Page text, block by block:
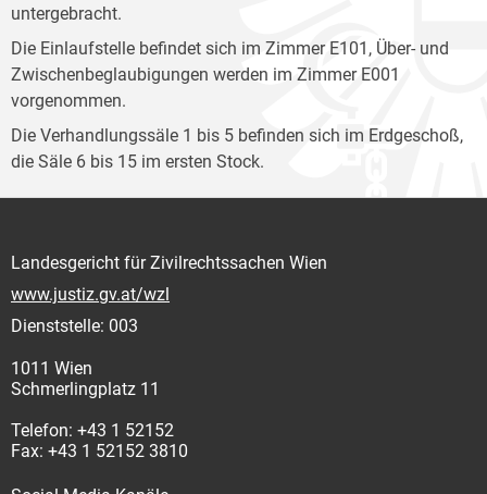
untergebracht.
Die Einlaufstelle befindet sich im Zimmer E101, Über- und
Zwischenbeglaubigungen werden im Zimmer E001
vorgenommen.
Die Verhandlungssäle 1 bis 5 befinden sich im Erdgeschoß,
die Säle 6 bis 15 im ersten Stock.
Landesgericht für Zivilrechtssachen Wien
www.justiz.gv.at/wzl
Dienststelle: 003
1011 Wien
Schmerlingplatz 11
Telefon: +43 1 52152
Fax: +43 1 52152 3810